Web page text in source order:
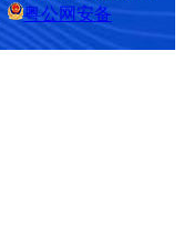
粤公网安备